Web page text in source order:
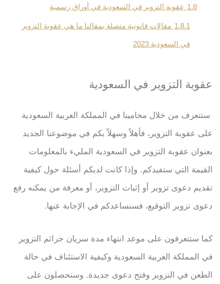
1.8 عقوبة التزوير في السعودية في أوراق رسمية
1.8.1 مقالات قانونية متصلة بمقالنا ما هي عقوبة التزوير
في السعودية 2023
عقوبة التزوير في السعودية
ستتعرف من خلال محامينا في المملكة العربية السعودية
على عقوبة التزوير، فأهلاً وسهلاً بكم في موضوعنا الجديد
بعنوان عقوبة التزوير في السعودية المليء بالمعلومات
القيمة التي ستفيدكم. وإذا كانت لديكم أسئلة حول كيفية
تقديم دعوى تزوير أو إثبات التزوير، أو معرفة من يمكنه رفع
دعوى تزوير التوقيع، فسنساعدكم في الإجابة عنها.
كما ستتعرفون على موعد انتهاء مدة سريان جرائم التزوير
في المملكة العربية السعودية وكيفية الاستئناف في حالة
الطعن في التزوير وفتح دعوى جديدة. وستحصلون على